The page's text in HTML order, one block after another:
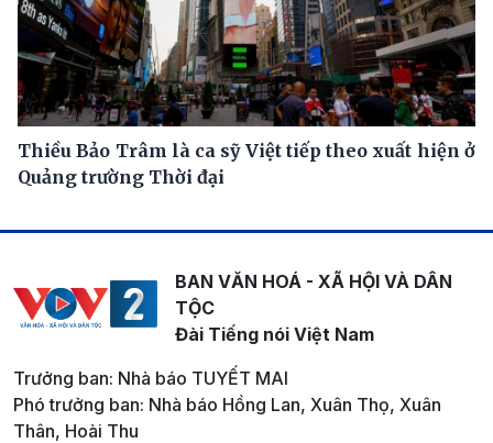
Thiều Bảo Trâm là ca sỹ Việt tiếp theo xuất hiện ở
Quảng trường Thời đại
BAN VĂN HOÁ - XÃ HỘI VÀ DÂN
TỘC
Đài Tiếng nói Việt Nam
Trưởng ban: Nhà báo TUYẾT MAI
Phó trưởng ban: Nhà báo Hồng Lan, Xuân Thọ, Xuân
Thân, Hoài Thu